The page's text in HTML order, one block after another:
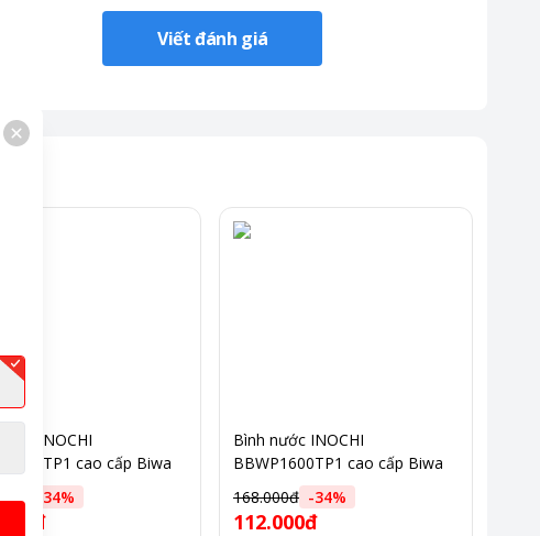
Viết đánh giá
nước INOCHI
cao cấp Biwa
34%
Bình nước INOCHI
BBWP1600TP1 cao cấp Biwa
168.000đ -34%
112.000đ